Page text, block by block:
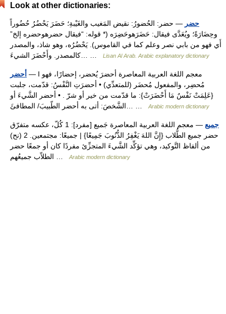
Look at other dictionaries:
حضر — حضر: الحُضورُ: نقيض المَغيب والغَيْبةِ؛ حَضَرَ يَحْضُرُ حُضُوراً
وحِضَارَةً؛ ويُعَدَّى فيقال: حَضَرَهوحَضِرَه (* قوله: “فيقال حضرهوحضره إلخ”
أَي فهو من بابي نصر وعلم كما في القاموس). يَحْضُرُه، وهو شاذ، والمصدر
Lisan Al Arab. Arabic explanatory dictionary
أحضر — I معجم اللغة العربية المعاصرة أحضرَ يُحضر، إحضارًا، فهو
مُحضِر، والمفعول مُحضَر (للمتعدِّي) • أحضرَتِ النَّفْسُ: قدّمت، جلبت
{عَلِمَتْ نَفْسٌ مَا أَحْضَرَتْ}: ما قدّمت من خير أو شرّ . • أحضر الشَّيءَ أو
Arabic modern dictionary
جميع
— معجم اللغة العربية المعاصرة جَميع [مفرد]: 1 كُلّ، عكسه متفرّق
حضر جميع الطُّلاب {إِنَّ اللهَ يَغْفِرُ الذُّنُوبَ جَمِيعًا} | جميعًا: مجتمعين. 2 (نح)
من ألفاظ التَّوكيد، وهي تؤكِّد الشَّيءَ المتجزِّئ مفردًا كان أو جمعًا حضر
Arabic modern dictionary